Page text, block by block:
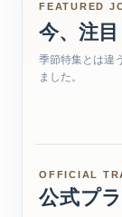
FEATURED
今、注
季節特集とは違
ました。
JALPAK
お得なプランで
ペット
大切な家族と
GRADUATION
JTB海
OFFICIAL
公式プ